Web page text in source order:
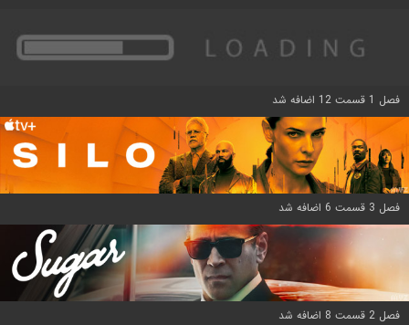
فصل 1 قسمت 12 اضافه شد
فصل 3 قسمت 6 اضافه شد
فصل 2 قسمت 8 اضافه شد